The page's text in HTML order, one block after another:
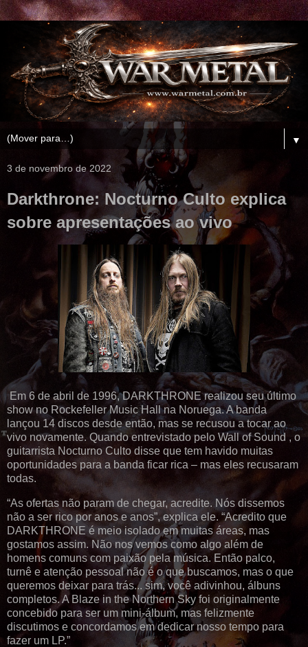
▼
3 de novembro de 2022
Darkthrone: Nocturno Culto explica
sobre apresentações ao vivo
Em 6 de abril de 1996, DARKTHRONE realizou seu último
show no Rockefeller Music Hall na Noruega. A banda
lançou 14 discos desde então, mas se recusou a tocar ao
vivo novamente. Quando entrevistado pelo Wall of Sound , o
guitarrista Nocturno Culto disse que tem havido muitas
oportunidades para a banda ficar rica – mas eles recusaram
todas.
“As ofertas não param de chegar, acredite. Nós dissemos
não a ser rico por anos e anos”, explica ele. “Acredito que
DARKTHRONE é meio isolado em muitas áreas, mas
gostamos assim. Não nos vemos como algo além de
homens comuns com paixão pela música. Então palco,
turnê e atenção pessoal não é o que buscamos, mas o que
queremos deixar para trás... sim, você adivinhou, álbuns
completos. A Blaze in the Northern Sky foi originalmente
concebido para ser um mini-álbum, mas felizmente
discutimos e concordamos em dedicar nosso tempo para
fazer um LP.”